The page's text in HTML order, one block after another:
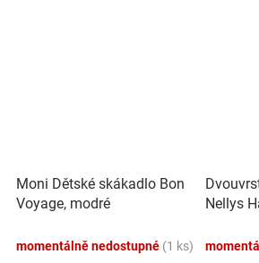
Moni Dětské skákadlo Bon
Voyage, modré
momentálně nedostupné (1 ks)
Nellys
růžová,